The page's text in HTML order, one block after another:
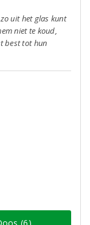
uit het glas kunt
niet te koud,
best tot hun